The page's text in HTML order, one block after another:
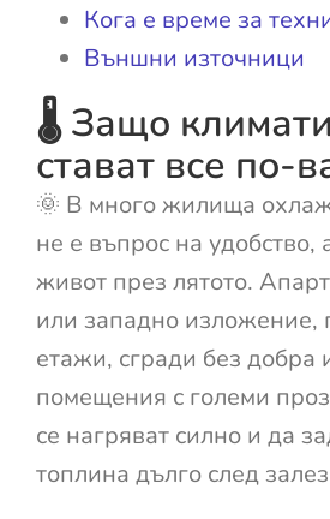
Кога е време за
Външни източници
🌡️ Защо
стават все по-
🌞 В много жилища
не е въпрос на удобство,
живот през лятото.
или западно изложение,
етажи, сгради без добра
помещения с големи
се нагряват силно и да
топлина дълго след